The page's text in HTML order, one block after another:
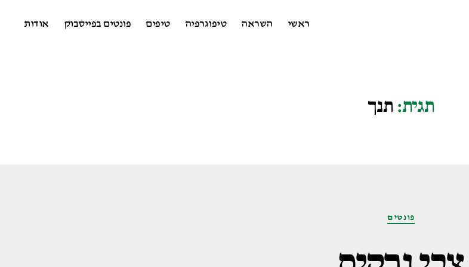
ראשי השראה טיפוגרפיה טיפים פונטים בפייסבוק אודות
תגית:תנך
פונטים